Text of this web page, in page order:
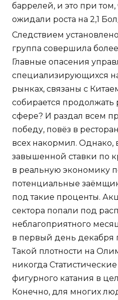
баррелей, и это при том,
ожидали роста на 2,1
Следствием
группа совершила
Главные опасения
специализирующихся
рынках, связаны с
собирается продолжать
сфере? И раздал всем
победу, повёз в
всех накормил. Однако,
завышенной ставки по
в реальную экономику
потенциальные
под такие проценты.
сектора попали под
неблагоприятного
в первый день
Такой плотности на
никогда
фигурного катания в
Конечно, для многих